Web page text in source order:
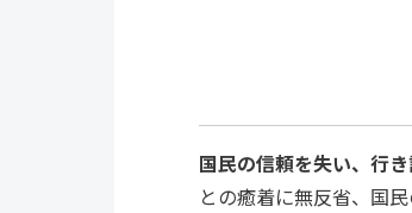
国民の信頼を失い、行
との癒着に無反省、国